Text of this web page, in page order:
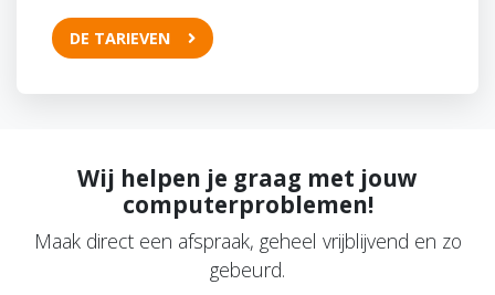
DE TARIEVEN
Wij helpen je graag met jouw
computerproblemen!
Maak direct een afspraak, geheel vrijblijvend en zo
gebeurd.